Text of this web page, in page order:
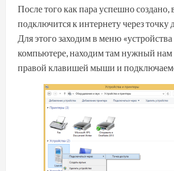
После того как пара успешно создано,
подключится к интернету через точку
Для этого заходим в меню
компьютере, находим там нужный
правой клавишей мыши и